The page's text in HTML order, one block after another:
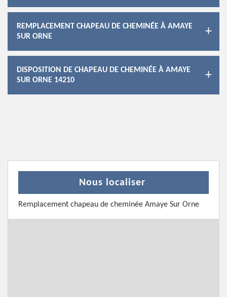
REMPLACEMENT CHAPEAU DE CHEMINÉE À AMAYE
SUR ORNE
DISPOSITION DE CHAPEAU DE CHEMINÉE À AMAYE
SUR ORNE 14210
Nous localiser
Remplacement chapeau de cheminée Amaye Sur Orne